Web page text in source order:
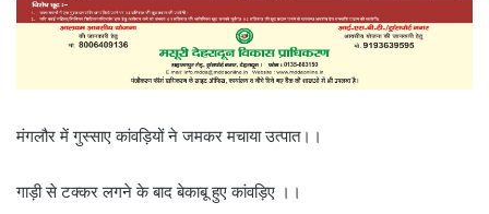
मंगलौर में गुस्साए कांवड़ियों ने जमकर मचाया उत्पात।।
गाड़ी से टक्कर लगने के बाद बेकाबू हुए कांवड़िए ।।